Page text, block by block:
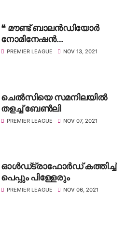
❝ മൗണ്ട് ബാലൻഡിയോർ
നോമിനേഷൻ
അർഹിക്കുന്നു, കാരണം
PREMIER LEAGUE NOV 13, 2021
ചെൽസിയെ സമനിലയിൽ
തളച്ച് ബേൺലി
PREMIER LEAGUE NOV 07, 2021
ഓൾഡ്ട്രാഫോർഡ് കത്തിച്ച്
പെപ്പും പിള്ളേരും
PREMIER LEAGUE NOV 06, 2021